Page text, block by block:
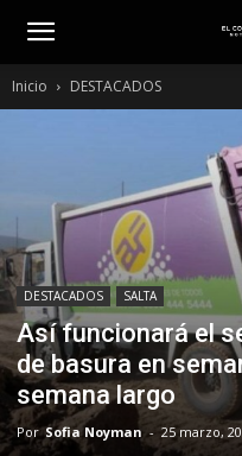
Inicio DESTACADOS
DESTACADOS SALTA
Así funcionará el
de basura en
semana largo
Por Sofia Noyman - 25 marzo,